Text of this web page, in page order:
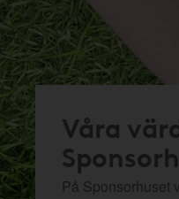
Våra
På Sponsorhuset